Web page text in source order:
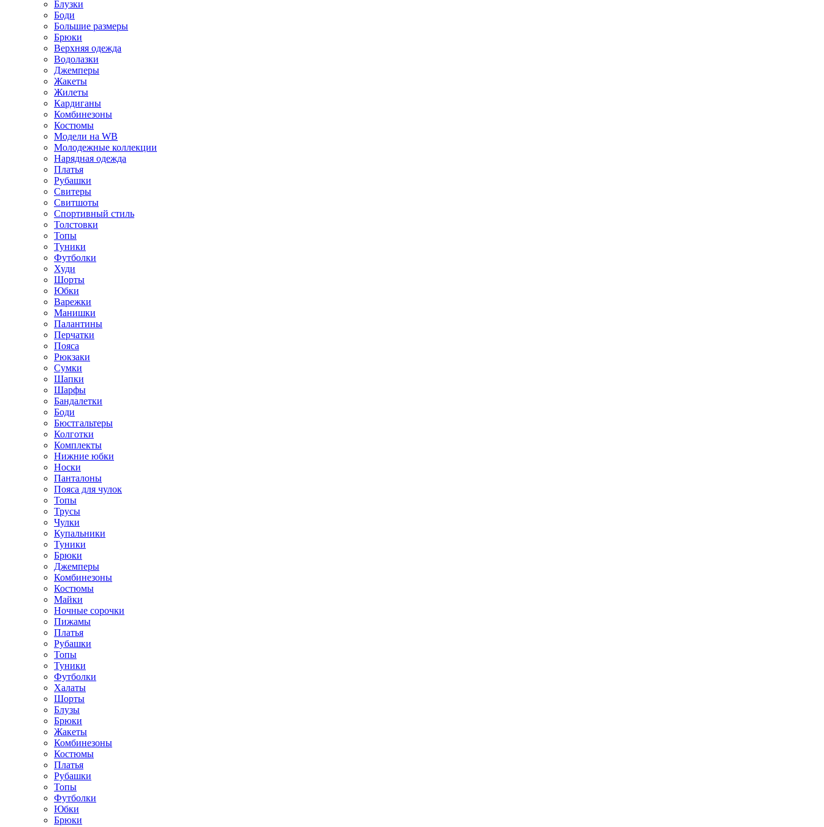
Блузки
Боди
Большие размеры
Брюки
Верхняя одежда
Водолазки
Джемперы
Жакеты
Жилеты
Кардиганы
Комбинезоны
Костюмы
Модели на WB
Молодежные коллекции
Нарядная одежда
Платья
Рубашки
Свитеры
Свитшоты
Спортивный стиль
Толстовки
Топы
Туники
Футболки
Худи
Шорты
Юбки
Варежки
Манишки
Палантины
Перчатки
Пояса
Рюкзаки
Сумки
Шапки
Шарфы
Бандалетки
Боди
Бюстгальтеры
Колготки
Комплекты
Нижние юбки
Носки
Панталоны
Поясa для чулок
Топы
Трусы
Чулки
Купальники
Туники
Брюки
Джемперы
Комбинезоны
Костюмы
Майки
Ночные сорочки
Пижамы
Платья
Рубашки
Топы
Туники
Футболки
Халаты
Шорты
Блузы
Брюки
Жакеты
Комбинезоны
Костюмы
Платья
Рубашки
Топы
Футболки
Юбки
Брюки